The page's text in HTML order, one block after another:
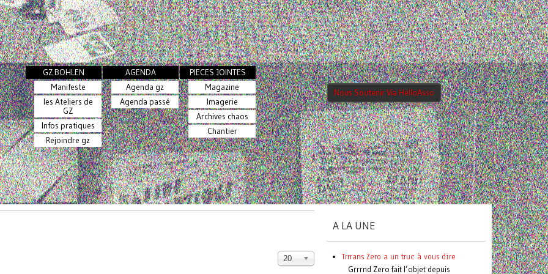
GZ BOHLEN
Manifeste
les Ateliers de
GZ
Infos pratiques
Rejoindre gz
AGENDA
Agenda gz
Agenda passé
PIECES JOINTES
Magazine
Imagerie
Archives chaos
Chantier
Nous Soutenir Via HelloAsso
20
A LA UNE
Trrrans Zero a un truc à vous dire
Grrrnd Zero fait l’objet depuis